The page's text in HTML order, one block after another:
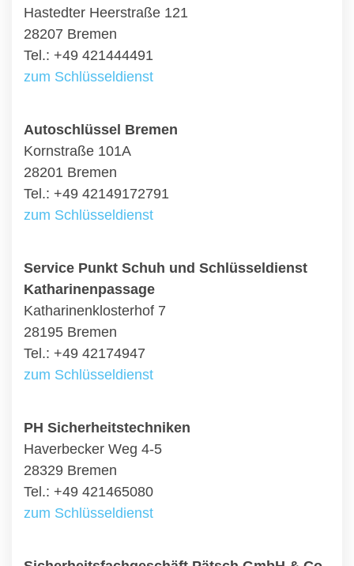
Hastedter Heerstraße 121
28207 Bremen
Tel.: +49 421444491
zum Schlüsseldienst
Autoschlüssel Bremen
Kornstraße 101A
28201 Bremen
Tel.: +49 42149172791
zum Schlüsseldienst
Service Punkt Schuh und Schlüsseldienst
Katharinenpassage
Katharinenklosterhof 7
28195 Bremen
Tel.: +49 42174947
zum Schlüsseldienst
PH Sicherheitstechniken
Haverbecker Weg 4-5
28329 Bremen
Tel.: +49 421465080
zum Schlüsseldienst